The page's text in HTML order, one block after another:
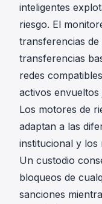
inteligentes
riesgo. El
transferencias de
transferencias
redes
activos
Los motores de
adaptan a las
institucional y los
Un custodio
bloqueos de
sanciones